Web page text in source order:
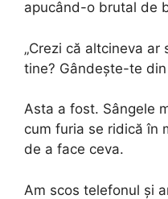
apucând-o brutal de
„Crezi că altcineva
tine? Gândește-te din
Asta a fost. Sângele
cum furia se ridică în
de a face ceva.
Am scos telefonul și